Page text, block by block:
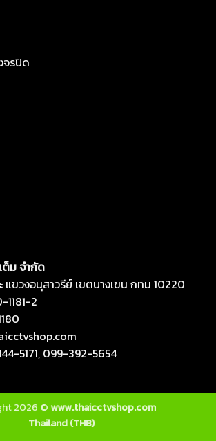
จรปิด
ต็ม จำกัด
ขวงอนุสาวรีย์ เขตบางเขน กทม 10220
2
5171, 099-392-5654
2026 © www.thaicctvshop.com
Thailand (THB)